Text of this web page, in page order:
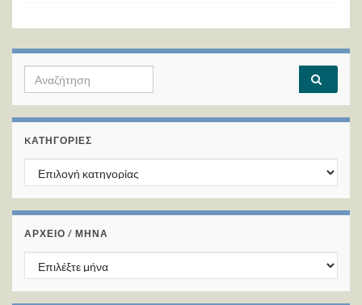
Search for:
KΑΤΗΓΟΡΊΕΣ
Kατηγορίες
ΑΡΧΕΙΟ / ΜΗΝΑ
ΑΡΧΕΙΟ / ΜΗΝΑ